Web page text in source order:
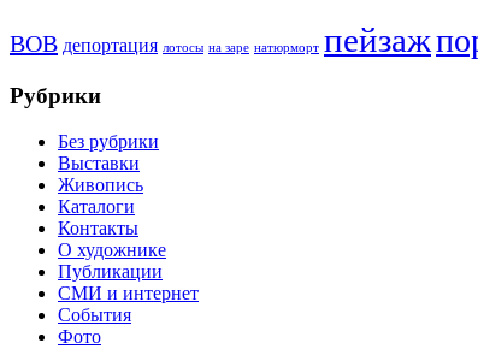
ВОВ депортация лотосы на заре натюрморт пейзаж
Рубрики
Без рубрики
Выставки
Живопись
Каталоги
Контакты
О художнике
Публикации
СМИ и интернет
События
Фото